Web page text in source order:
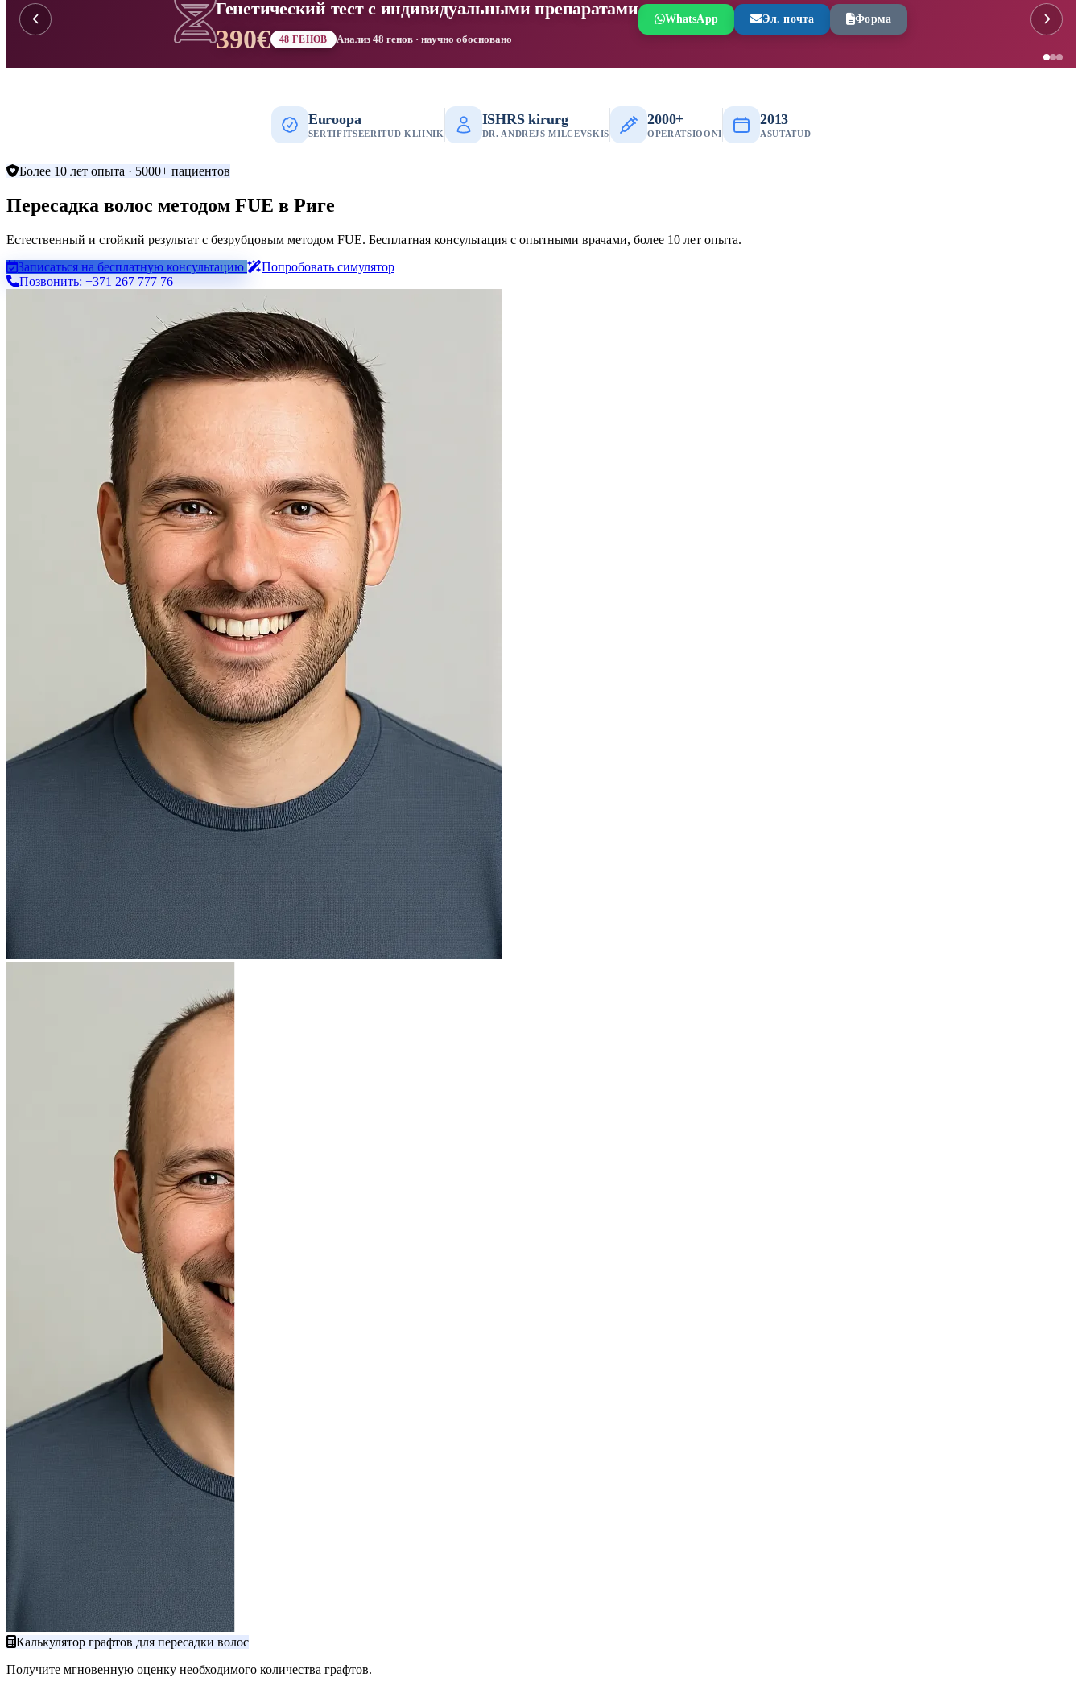
Генетический тест с индивидуальными препаратами
390€ 48 ГЕНОВ Анализ 48 генов · научно обосновано
Миноксидил высокой концентрации
35€ 35 КАПСУЛ Клинически доказанный рост волос
WhatsApp Эл. почта Форма
Euroopa
SERTIFITSEERITUD KLIINIK
ISHRS kirurg
DR. ANDREJS MILCEVSKIS
2000+
OPERATSIOONI
2013
ASUTATUD
Более 10 лет опыта · 5000+ пациентов
Пересадка волос методом FUE в Риге
Естественный и стойкий результат с безрубцовым методом FUE. Бесплатная консультация с опытными врачами, более 10 лет опыта.
Записаться на бесплатную консультацию
Попробовать симулятор
Позвонить: +371 267 777 76
Калькулятор графтов для пересадки волос
Получите мгновенную оценку необходимого количества графтов.